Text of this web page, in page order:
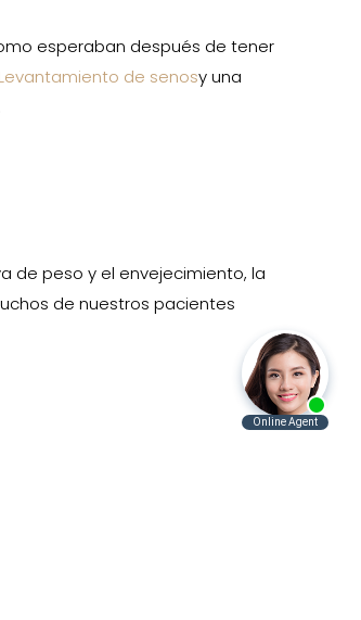
esperaban después de tener
Levantamiento de senosy una
de peso y el envejecimiento, la
de nuestros pacientes